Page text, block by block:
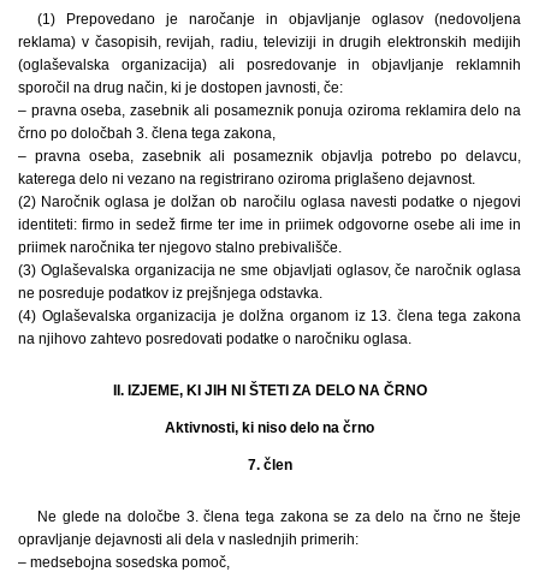
(1) Prepovedano je naročanje in objavljanje oglasov (nedovoljena
reklama) v časopisih, revijah, radiu, televiziji in drugih elektronskih medijih
(oglaševalska organizacija) ali posredovanje in objavljanje reklamnih
sporočil na drug način, ki je dostopen javnosti, če:
– pravna oseba, zasebnik ali posameznik ponuja oziroma reklamira delo na
črno po določbah 3. člena tega zakona,
– pravna oseba, zasebnik ali posameznik objavlja potrebo po delavcu,
katerega delo ni vezano na registrirano oziroma priglašeno dejavnost.
(2) Naročnik oglasa je dolžan ob naročilu oglasa navesti podatke o njegovi
identiteti: firmo in sedež firme ter ime in priimek odgovorne osebe ali ime in
priimek naročnika ter njegovo stalno prebivališče.
(3) Oglaševalska organizacija ne sme objavljati oglasov, če naročnik oglasa
ne posreduje podatkov iz prejšnjega odstavka.
(4) Oglaševalska organizacija je dolžna organom iz 13. člena tega zakona
na njihovo zahtevo posredovati podatke o naročniku oglasa.
II. IZJEME, KI JIH NI ŠTETI ZA DELO NA ČRNO
Aktivnosti, ki niso delo na črno
7. člen
Ne glede na določbe 3. člena tega zakona se za delo na črno ne šteje
opravljanje dejavnosti ali dela v naslednjih primerih:
– medsebojna sosedska pomoč,